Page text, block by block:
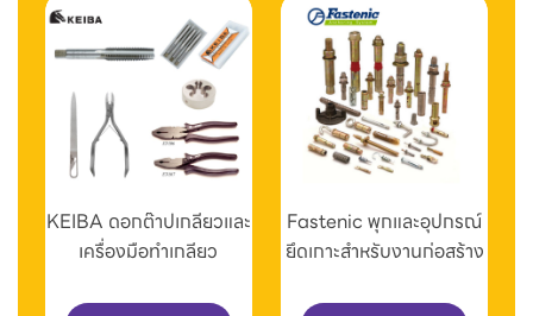
KEIBA ดอกต๊าปเกลียวและ
เครื่องมือทำเกลียว
Fastenic พุกและอุปกรณ์
ยึดเกาะสำหรับงานก่อสร้าง